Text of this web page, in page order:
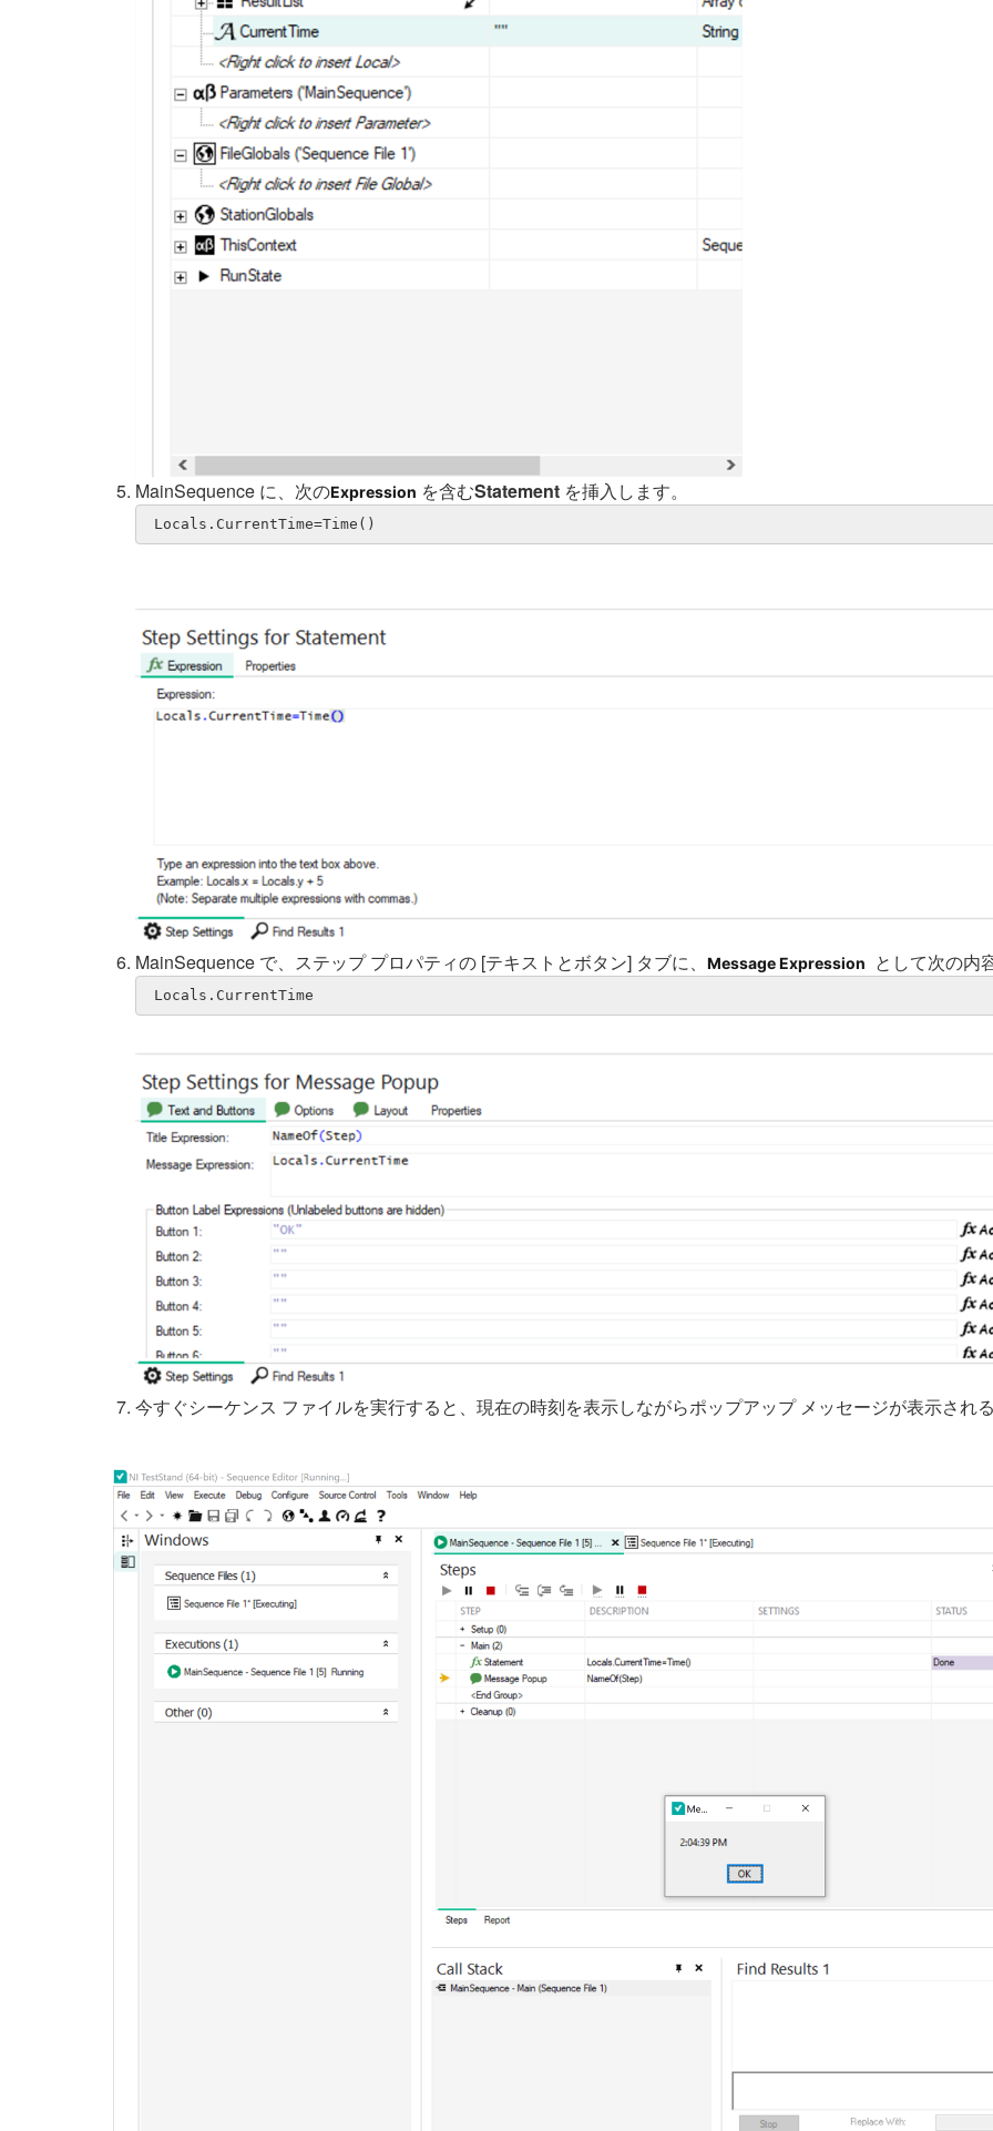
MainSequence に、次のExpression を含むStatement を挿入します。
Locals.CurrentTime=Time()
MainSequence で、ステップ プロパティの [テキストとボタン] タブに、 Message Expression として次の内
Locals.CurrentTime
今すぐシーケンス ファイルを実行すると、現在の時刻を表示しながらポップアップ メッセージが表示され